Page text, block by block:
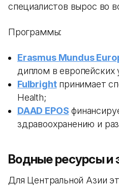
специалистов вырос во
Программы:
Erasmus Mundus
диплом в европейских
Fulbrightпринимает
Health;
DAAD EPOS
здравоохранению и
Водные ресурсы и
Для Центральной Азии